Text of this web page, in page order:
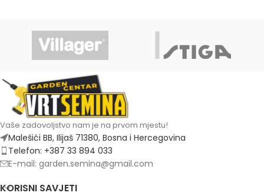
Vaše zadovoljstvo nam je na prvom mjestu!
Malešići BB, Ilijaš 71380, Bosna i Hercegovina
Telefon: +387 33 894 033
E-mail: garden.semina@gmail.com
KORISNI SAVJETI